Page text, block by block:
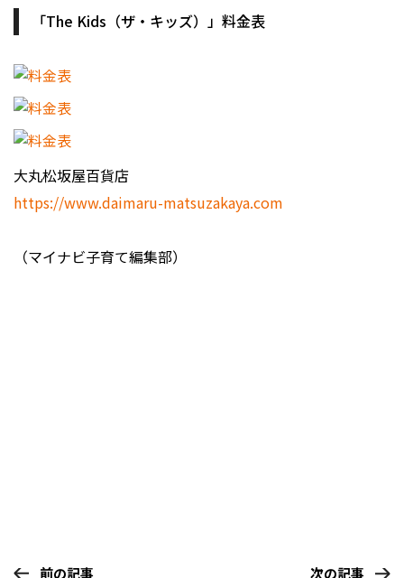
「The Kids（ザ・キッズ）」料金表
大丸松坂屋百貨店
https://www.daimaru-matsuzakaya.com
（マイナビ子育て編集部）
前の記事 次の記事